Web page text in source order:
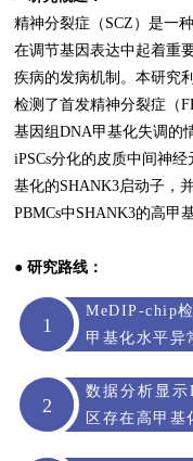
精神分裂症（SCZ）是一
在调节基因表达中起着重
疾病的发病机制。本研究
检测了首发精神分裂症（
基因组DNA甲基化失调的
iPSCs分化的皮质中间神
基化的SHANK3启动子，
PBMCs中SHANK3的高甲
●研究路线：
1
MeDIP-chip
甲基化水平异
2
数据分析显
区存在高甲基